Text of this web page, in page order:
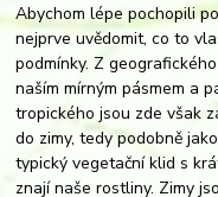
Abychom lépe pochopili
nejprve uvědomit, co to
podmínky. Z
naším mírným pásmem a
tropického jsou zde však
do zimy, tedy podobně
typický vegetační klid s
znají naše rostliny. Zimy